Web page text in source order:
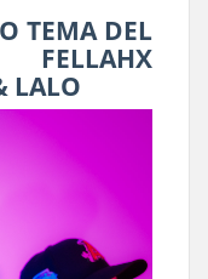
TEMA DEL
FELLAHX
LALO